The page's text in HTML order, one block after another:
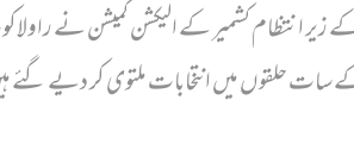
زیر انتظام کشمیر کے الیکشن کمیشن نے
سات حلقوں میں انتخابات ملتوی کر دیے گئے